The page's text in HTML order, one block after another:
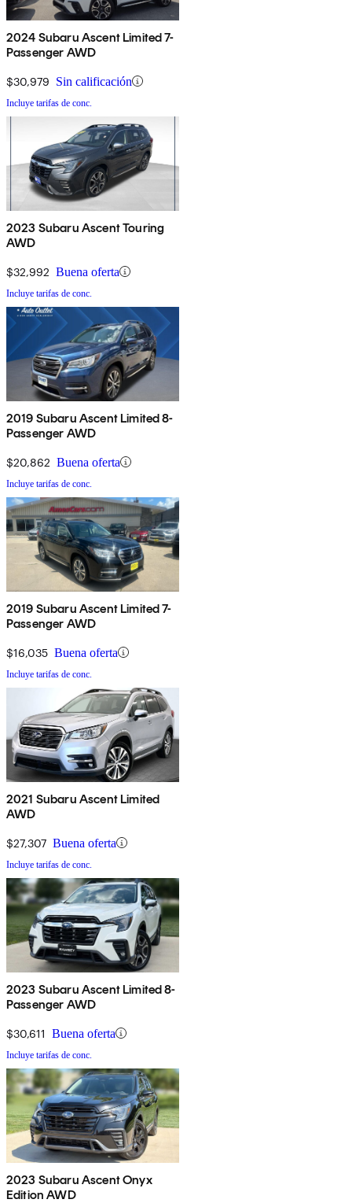
2024 Subaru Ascent Limited 7-
Passenger AWD
$30,979 Sin calificación
Incluye tarifas de conc.
2023 Subaru Ascent Touring
AWD
$32,992 Buena oferta
Incluye tarifas de conc.
2019 Subaru Ascent Limited 8-
Passenger AWD
$20,862 Buena oferta
Incluye tarifas de conc.
2019 Subaru Ascent Limited 7-
Passenger AWD
$16,035 Buena oferta
Incluye tarifas de conc.
2021 Subaru Ascent Limited
AWD
$27,307 Buena oferta
Incluye tarifas de conc.
2023 Subaru Ascent Limited 8-
Passenger AWD
$30,611 Buena oferta
Incluye tarifas de conc.
2023 Subaru Ascent Onyx
Edition AWD